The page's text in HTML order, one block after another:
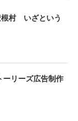
根村 いざという
ーリーズ広告制作